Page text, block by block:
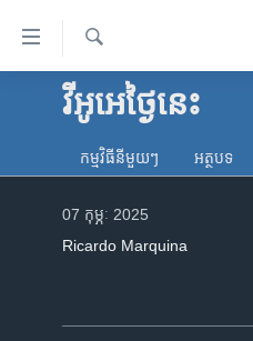
ទៅ​
គេហទំព័រ​
ទាក់ទង
និង​អាមេរិក
ស្វែង​
រក
វីអូអេថ្ងៃនេះ
កម្មវិធី​នីមួយៗ អត្ថបទ​
07 កុម្ភៈ 2025
Ricardo Marquina